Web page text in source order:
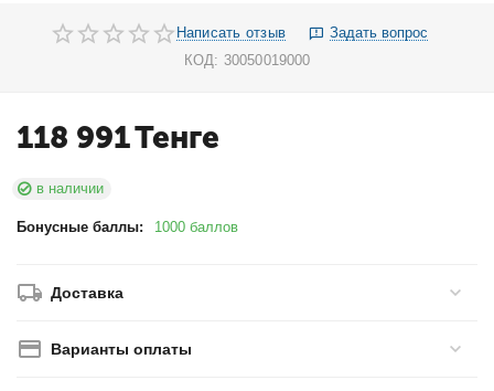
Написать отзыв
Задать вопрос
КОД: 30050019000
118 991Тенге
в наличии
Бонусные баллы: 1000 баллов
Доставка
Варианты оплаты